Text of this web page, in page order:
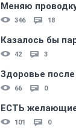
Меняю
346 18
Казалось бы
42 3
Здоровье после
66 0
ЕСТЬ
101 0